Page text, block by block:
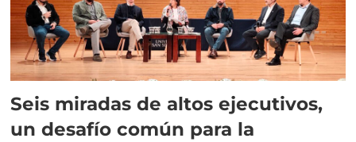
Seis miradas de altos ejecutivos,
un desafío común para la